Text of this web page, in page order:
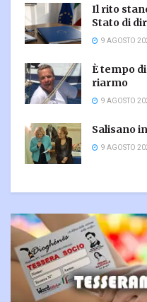
Il rito
Stato di
9 AGOSTO
È tempo
riarmo
9 AGOSTO
Salisano
9 AGOSTO